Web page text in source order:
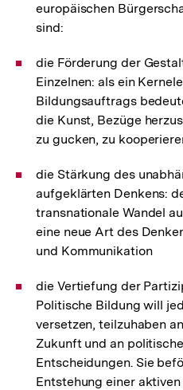
europäischen
sind:
die Förderung der
Einzelnen: als ein
Bildungsauftrags
die Kunst, Bezüge
zu gucken, zu
die Stärkung des
aufgeklärten Denkens:
transnationale Wandel
eine neue Art des
und Kommunikation
die Vertiefung der
Politische Bildung will
versetzen, teilzuhaben
Zukunft und an
Entscheidungen. Sie
Entstehung einer